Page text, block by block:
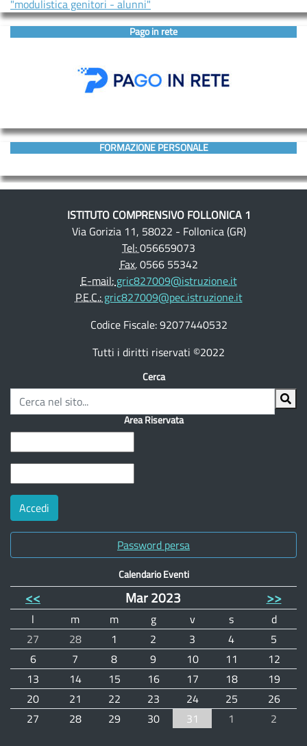
Pago in rete
FORMAZIONE PERSONALE
ISTITUTO COMPRENSIVO FOLLONICA 1
Via Gorizia 11, 58022 - Follonica (GR)
Tel:056659073
Fax.0566 55342
E-mail:gric827009@istruzione.it
P.E.C.:gric827009@pec.istruzione.it
Codice Fiscale: 92077440532
Tutti i diritti riservati ©2022
Cerca
Area Riservata
Password persa
Calendario Eventi
<< Mar 2023 >>
l m m g v s
d
27
28 1 2 3 4
5
6
7 8 9 10 11
12
13
14 15 16 17 18
19
20
21 22 23 24 25
26
27
28 29 30 31 1 2